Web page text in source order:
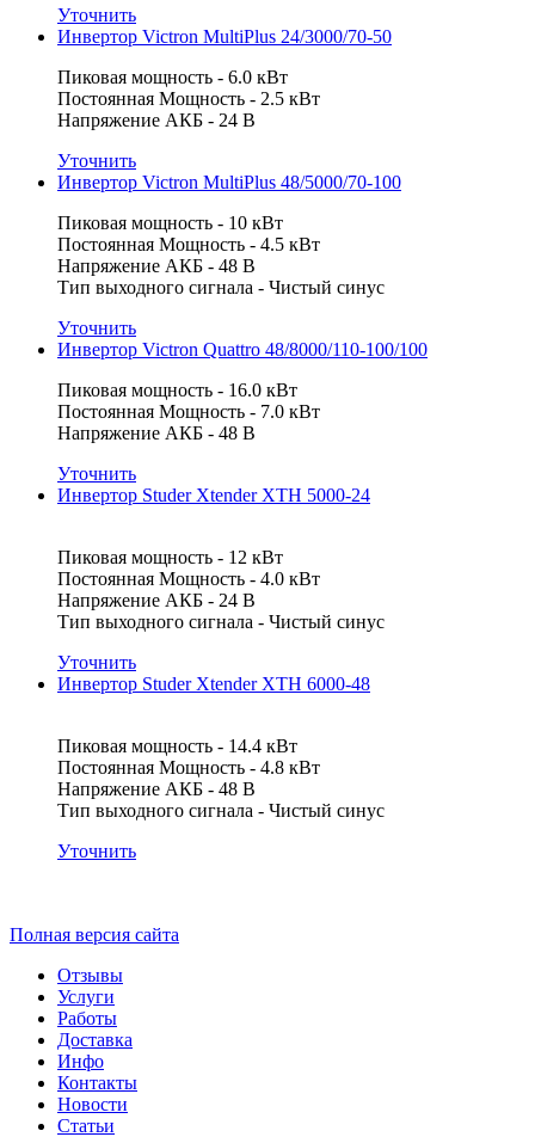
Уточнить
Инвертор Victron MultiPlus 24/3000/70-50
Пиковая мощность - 6.0 кВт
Постоянная Мощность - 2.5 кВт
Напряжение АКБ - 24 В
Уточнить
Инвертор Victron MultiPlus 48/5000/70-100
Пиковая мощность - 10 кВт
Постоянная Мощность - 4.5 кВт
Напряжение АКБ - 48 В
Тип выходного сигнала - Чистый синус
Уточнить
Инвертор Victron Quattro 48/8000/110-100/100
Пиковая мощность - 16.0 кВт
Постоянная Мощность - 7.0 кВт
Напряжение АКБ - 48 В
Уточнить
Инвертор Studer Xtender XTH 5000-24
Пиковая мощность - 12 кВт
Постоянная Мощность - 4.0 кВт
Напряжение АКБ - 24 В
Тип выходного сигнала - Чистый синус
Уточнить
Инвертор Studer Xtender XTH 6000-48
Пиковая мощность - 14.4 кВт
Постоянная Мощность - 4.8 кВт
Напряжение АКБ - 48 В
Тип выходного сигнала - Чистый синус
Уточнить
Полная версия сайта
Отзывы
Услуги
Работы
Доставка
Инфо
Контакты
Новости
Статьи